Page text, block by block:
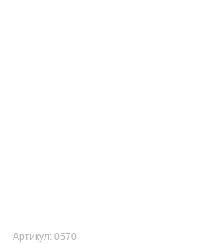
Артикул: 0570